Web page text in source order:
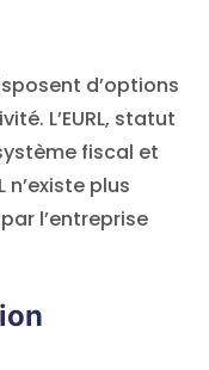
d’options
L’EURL, statut
fiscal et
n’existe plus
l’entreprise